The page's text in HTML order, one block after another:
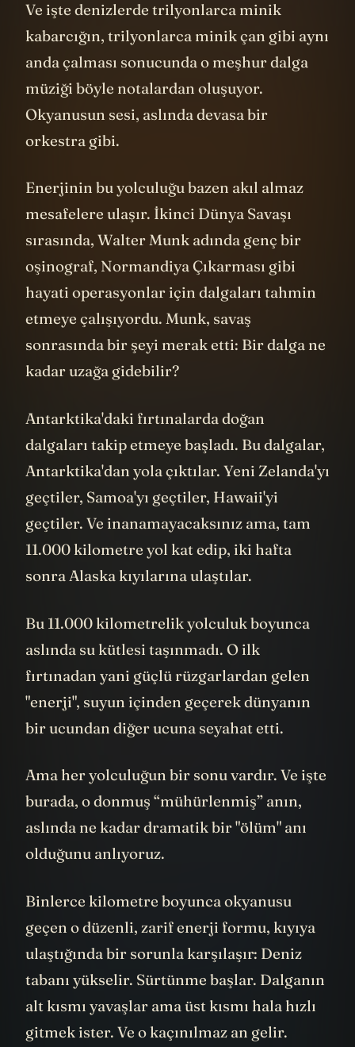
Ve işte denizlerde trilyonlarca minik
kabarcığın, trilyonlarca minik çan gibi aynı
anda çalması sonucunda o meşhur dalga
müziği böyle notalardan oluşuyor.
Okyanusun sesi, aslında devasa bir
orkestra gibi.
Enerjinin bu yolculuğu bazen akıl almaz
mesafelere ulaşır. İkinci Dünya Savaşı
sırasında, Walter Munk adında genç bir
oşinograf, Normandiya Çıkarması gibi
hayati operasyonlar için dalgaları tahmin
etmeye çalışıyordu. Munk, savaş
sonrasında bir şeyi merak etti: Bir dalga ne
kadar uzağa gidebilir?
Antarktika'daki fırtınalarda doğan
dalgaları takip etmeye başladı. Bu dalgalar,
Antarktika'dan yola çıktılar. Yeni Zelanda'yı
geçtiler, Samoa'yı geçtiler, Hawaii'yi
geçtiler. Ve inanamayacaksınız ama, tam
11.000 kilometre yol kat edip, iki hafta
sonra Alaska kıyılarına ulaştılar.
Bu 11.000 kilometrelik yolculuk boyunca
aslında su kütlesi taşınmadı. O ilk
fırtınadan yani güçlü rüzgarlardan gelen
"enerji", suyun içinden geçerek dünyanın
bir ucundan diğer ucuna seyahat etti.
Ama her yolculuğun bir sonu vardır. Ve işte
burada, o donmuş “mühürlenmiş” anın,
aslında ne kadar dramatik bir "ölüm" anı
olduğunu anlıyoruz.
Binlerce kilometre boyunca okyanusu
geçen o düzenli, zarif enerji formu, kıyıya
ulaştığında bir sorunla karşılaşır: Deniz
tabanı yükselir. Sürtünme başlar. Dalganın
alt kısmı yavaşlar ama üst kısmı hala hızlı
gitmek ister. Ve o kaçınılmaz an gelir.